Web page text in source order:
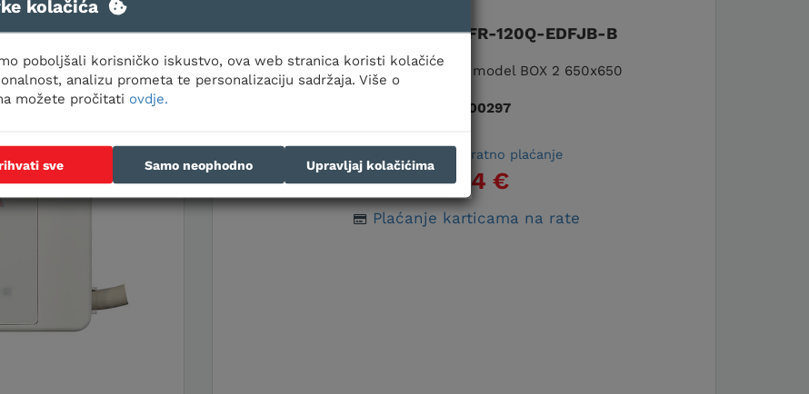
CLIVET WI-FI KIT KFR-120Q-EDFJB-B
Wi-Fi dodatna opcija za model BOX 2 650x650
000297
Cijene za jednokratno plaćanje
105,14 €
Plaćanje karticama na rate
kolačića
poboljšali korisničko iskustvo, ova web stranica koristi kolačiće
analizu prometa te personalizaciju sadržaja. Više o
možete pročitati ovdje.
sve Samo neophodno Upravljaj kolačićima